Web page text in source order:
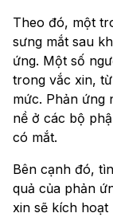
Theo đó, một
sưng mắt sau
ứng. Một số
trong vắc xin,
mức. Phản ứng
nề ở các bộ
có mắt.
Bên cạnh đó,
quả của phản
xin sẽ kích hoạt